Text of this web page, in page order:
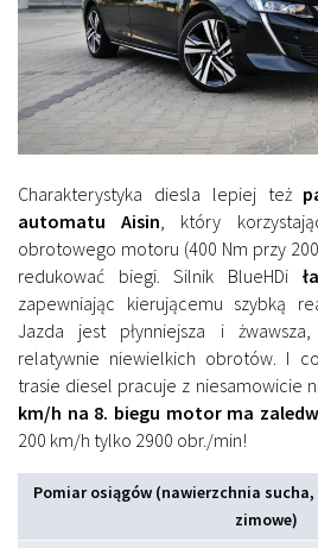
Charakterystyka diesla lepiej też
automatu Aisin, który
obrotowego motoru (400 Nm przy
redukować biegi. Silnik BlueHDi
zapewniając kierującemu szybką
Jazda jest płynniejsza i
relatywnie niewielkich obrotów. I
trasie diesel pracuje z niesamowicie
km/h na 8. biegu motor ma
200 km/h tylko 2900 obr./min!
Pomiar osiągów (nawierzchnia
zimowe)